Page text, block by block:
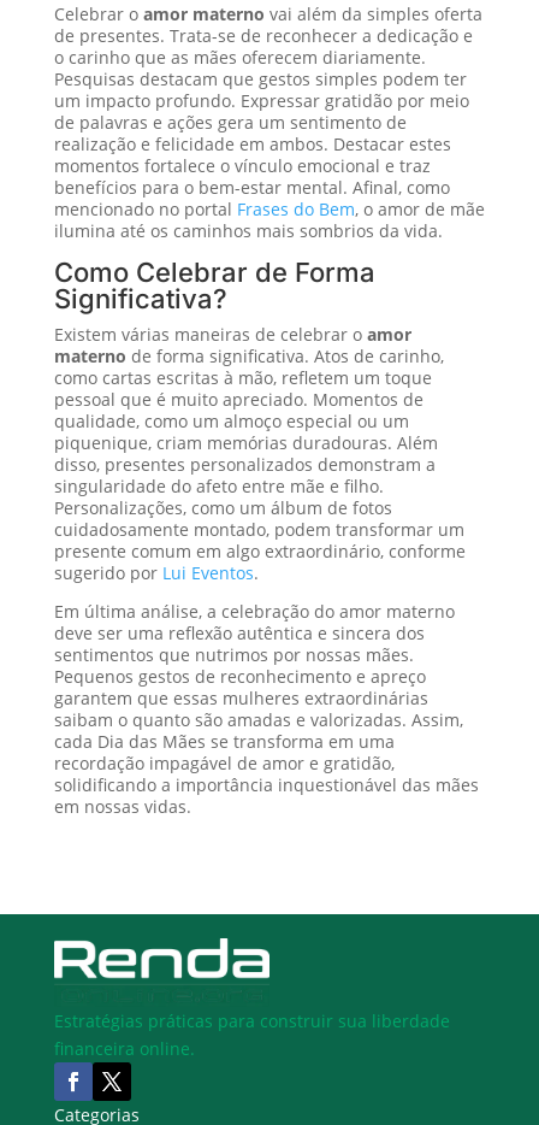
Celebrar o amor materno vai além da simples oferta
de presentes. Trata-se de reconhecer a dedicação e
o carinho que as mães oferecem diariamente.
Pesquisas destacam que gestos simples podem ter
um impacto profundo. Expressar gratidão por meio
de palavras e ações gera um sentimento de
realização e felicidade em ambos. Destacar estes
momentos fortalece o vínculo emocional e traz
benefícios para o bem-estar mental. Afinal, como
mencionado no portal Frases do Bem, o amor de mãe
ilumina até os caminhos mais sombrios da vida.
Como Celebrar de Forma
Significativa?
Existem várias maneiras de celebrar o amor
materno de forma significativa. Atos de carinho,
como cartas escritas à mão, refletem um toque
pessoal que é muito apreciado. Momentos de
qualidade, como um almoço especial ou um
piquenique, criam memórias duradouras. Além
disso, presentes personalizados demonstram a
singularidade do afeto entre mãe e filho.
Personalizações, como um álbum de fotos
cuidadosamente montado, podem transformar um
presente comum em algo extraordinário, conforme
sugerido por Lui Eventos.
Em última análise, a celebração do amor materno
deve ser uma reflexão autêntica e sincera dos
sentimentos que nutrimos por nossas mães.
Pequenos gestos de reconhecimento e apreço
garantem que essas mulheres extraordinárias
saibam o quanto são amadas e valorizadas. Assim,
cada Dia das Mães se transforma em uma
recordação impagável de amor e gratidão,
solidificando a importância inquestionável das mães
em nossas vidas.
Estratégias práticas para construir sua liberdade
financeira online.
Categorias